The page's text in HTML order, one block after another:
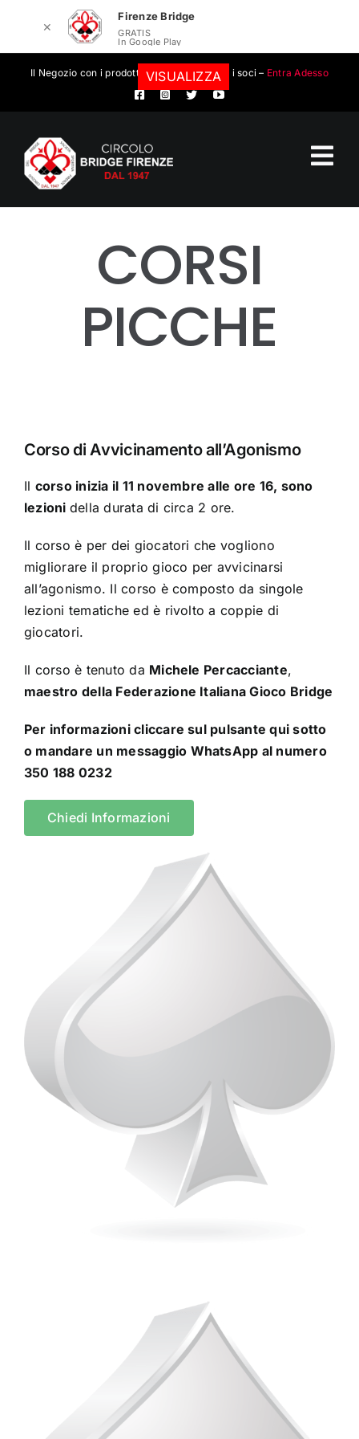
Il Negozio con i prodotti convenzionati per i soci – Entra Adesso
Calendario eventiCORSI
PICCHE
Corso di Avvicinamento all’Agonismo
Il corso inizia il 11 novembre alle ore 16, sono
lezioni della durata di circa 2 ore.
Il corso è per dei giocatori che vogliono
migliorare il proprio gioco per avvicinarsi
all’agonismo. Il corso è composto da singole
lezioni tematiche ed è rivolto a coppie di
giocatori.
Il corso è tenuto da Michele Percacciante,
maestro della Federazione Italiana Gioco Bridge
Per informazioni cliccare sul pulsante qui sotto
o mandare un messaggio WhatsApp al numero
350 188 0232
Chiedi Informazioni
✕
Firenze Bridge
GRATIS
In Google Play
VISUALIZZA